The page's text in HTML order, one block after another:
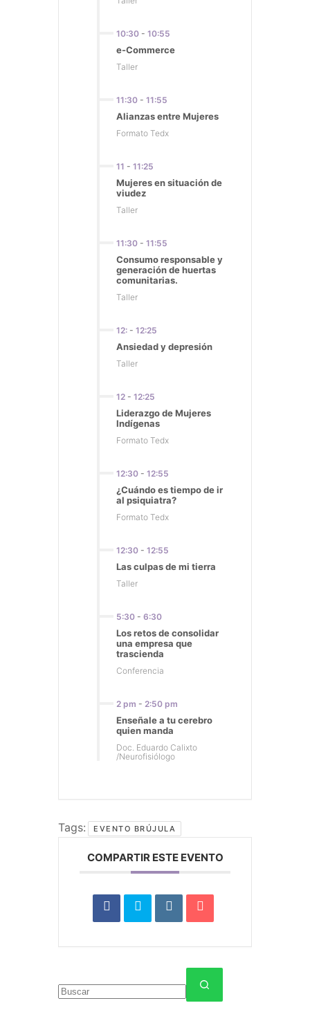
10:30 - 10:55
e-Commerce
Taller
11:30 - 11:55
Alianzas entre Mujeres
Formato Tedx
11 - 11:25
Mujeres en situación de
viudez
Taller
11:30 - 11:55
Consumo responsable y
generación de huertas
comunitarias.
Taller
12: - 12:25
Ansiedad y depresión
Taller
12 - 12:25
Liderazgo de Mujeres
Indígenas
Formato Tedx
12:30 - 12:55
¿Cuándo es tiempo de ir
al psiquiatra?
Formato Tedx
12:30 - 12:55
Las culpas de mi tierra
Taller
5:30 - 6:30
Los retos de consolidar
una empresa que
trascienda
Conferencia
2 pm - 2:50 pm
Enseñale a tu cerebro
quien manda
Doc. Eduardo Calixto
/Neurofisiólogo
Tags: EVENTO BRÚJULA
COMPARTIR ESTE EVENTO